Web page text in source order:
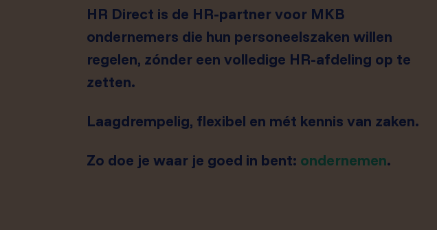
HR Direct is de HR-partner voor MKB
ondernemers die hun personeelszaken willen
regelen, zónder een volledige HR-afdeling op te
zetten.
Laagdrempelig, flexibel en mét kennis van zaken.
Zo doe je waar je goed in bent: ondernemen.